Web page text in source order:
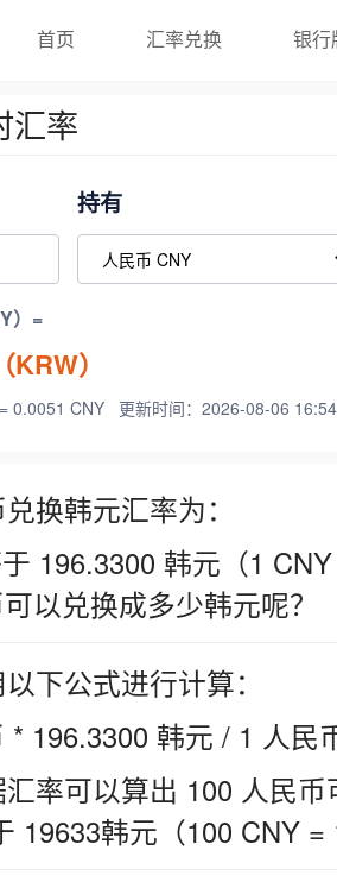
首页 汇率兑换 银行
汇率
持有
）=
KRW）
0.0051 CNY 更新时间：2026-08-06
换韩元汇率为：
196.3300 韩元（1
以兑换成多少韩元呢？
下公式进行计算：
* 196.3300 韩元 / 1 人民
率可以算出 100 人民
19633韩元（100 CNY =